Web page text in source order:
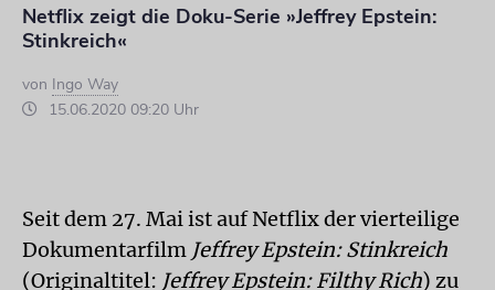
Netflix zeigt die Doku-Serie »Jeffrey Epstein:
Stinkreich«
von Ingo Way
15.06.2020 09:20 Uhr
Seit dem 27. Mai ist auf Netflix der vierteilige
Dokumentarfilm Jeffrey Epstein: Stinkreich
(Originaltitel: Jeffrey Epstein: Filthy Rich) zu